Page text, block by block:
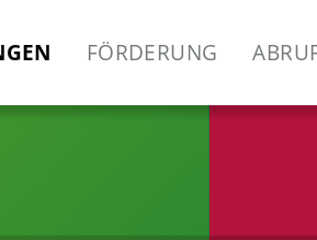
FÖRDERUNG